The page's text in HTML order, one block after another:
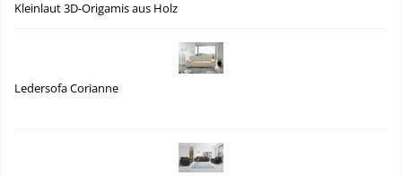
Kleinlaut 3D-Origamis aus Holz
Ledersofa Corianne